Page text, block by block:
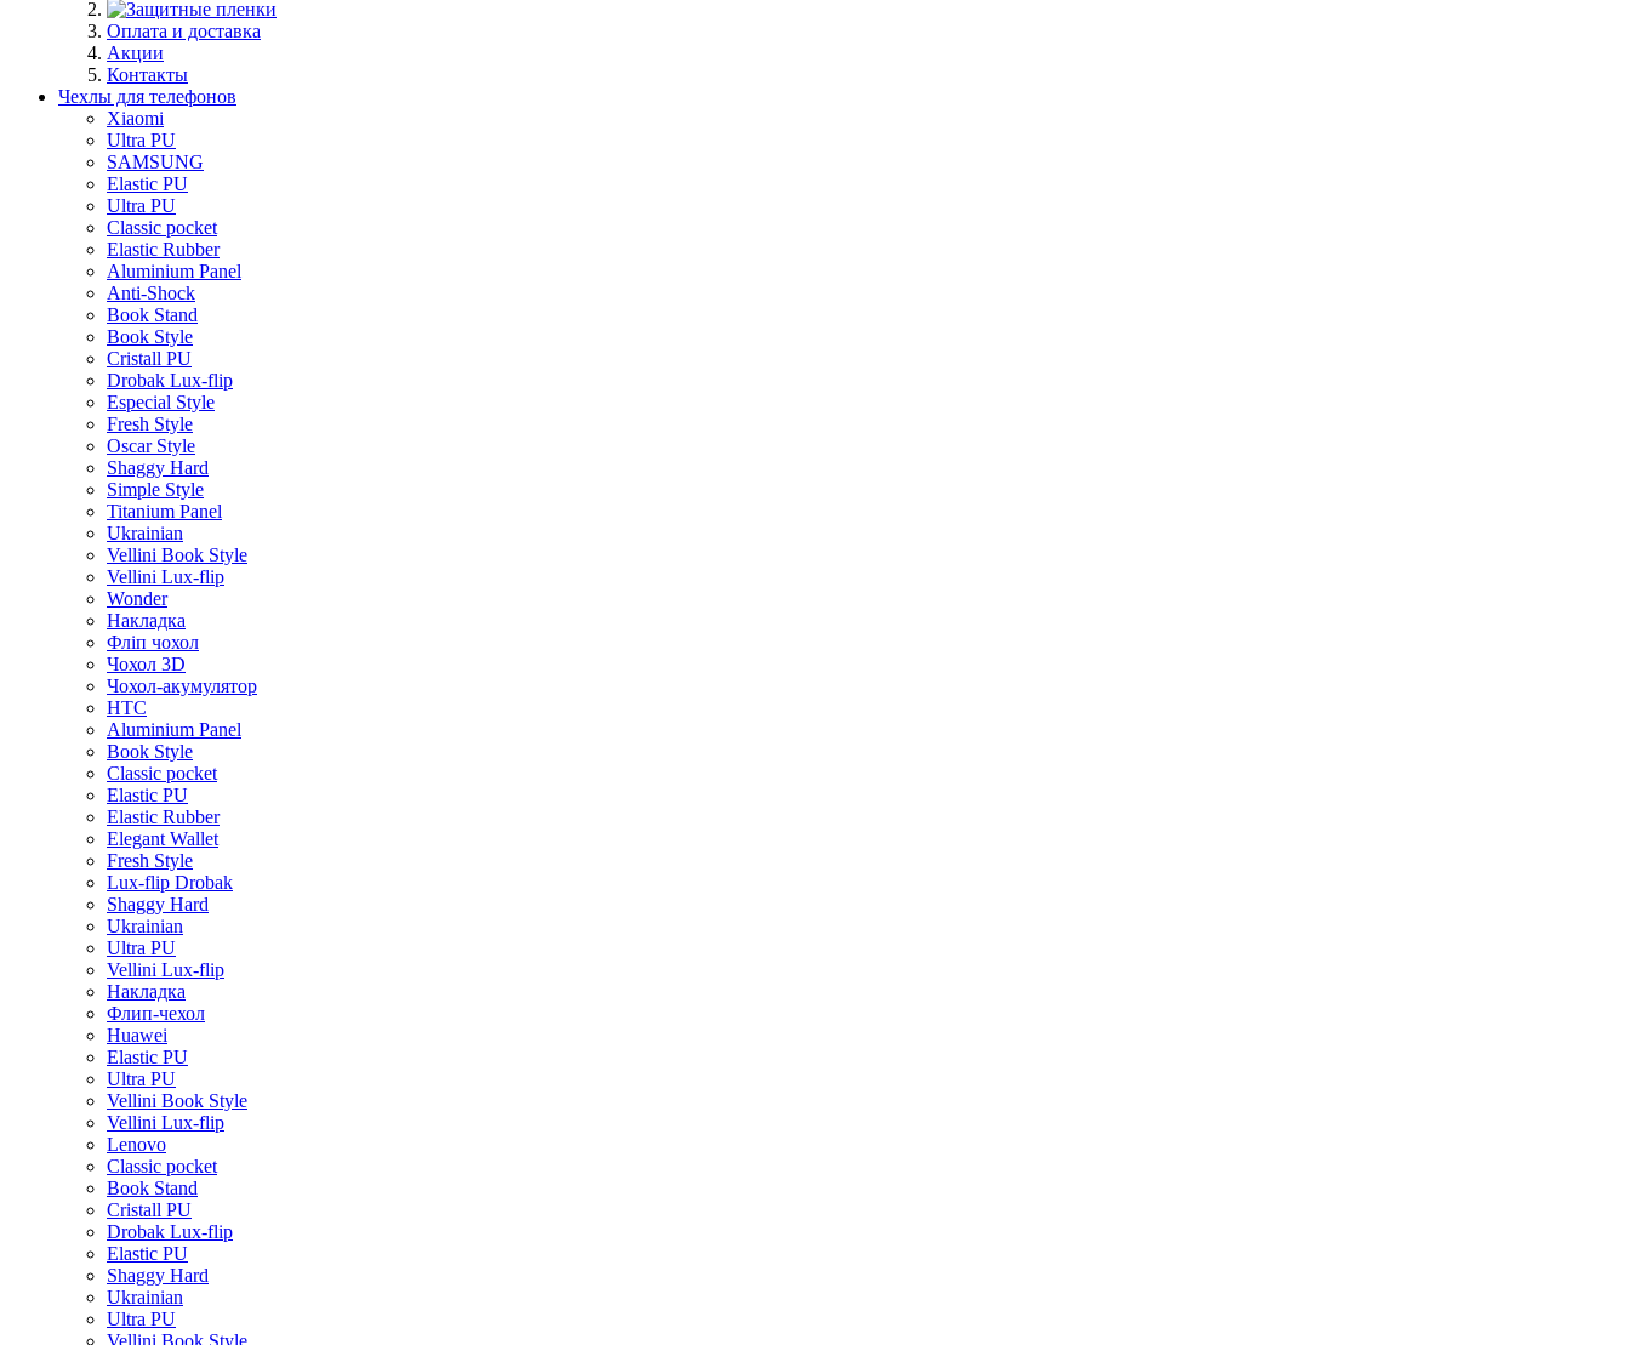
Оплата и доставка
Акции
Контакты
Чехлы для телефонов
Xiaomi
Ultra PU
SAMSUNG
Elastic PU
Ultra PU
Classic pocket
Elastic Rubber
Aluminium Panel
Anti-Shock
Book Stand
Book Style
Cristall PU
Drobak Lux-flip
Especial Style
Fresh Style
Oscar Style
Shaggy Hard
Simple Style
Titanium Panel
Ukrainian
Vellini Book Style
Vellini Lux-flip
Wonder
Накладка
Фліп чохол
Чохол 3D
Чохол-акумулятор
HTC
Aluminium Panel
Book Style
Classic pocket
Elastic PU
Elastic Rubber
Elegant Wallet
Fresh Style
Lux-flip Drobak
Shaggy Hard
Ukrainian
Ultra PU
Vellini Lux-flip
Накладка
Флип-чехол
Huawei
Elastic PU
Ultra PU
Vellini Book Style
Vellini Lux-flip
Lenovo
Classic pocket
Book Stand
Cristall PU
Drobak Lux-flip
Elastic PU
Shaggy Hard
Ukrainian
Ultra PU